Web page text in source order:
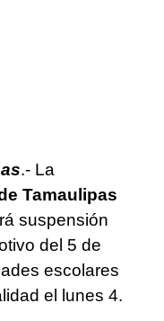
.- La
Tamaulipas
suspensión
del 5 de
escolares
el lunes 4.